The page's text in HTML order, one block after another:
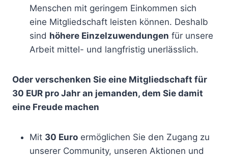
Menschen mit geringem Einkommen sich
eine Mitgliedschaft leisten können. Deshalb
sind höhere Einzelzuwendungen für unsere
Arbeit mittel- und langfristig unerlässlich.
Oder verschenken Sie eine Mitgliedschaft für
30 EUR pro Jahr an jemanden, dem Sie damit
eine Freude machen
Mit 30 Euro ermöglichen Sie den Zugang zu
unserer Community, unseren Aktionen und